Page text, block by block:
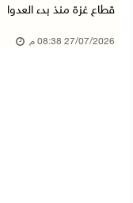
قطاع غزة منذ بدء العدوا
27/07/2026 08:38 م